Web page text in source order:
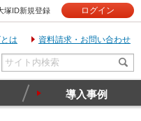
塚ID新規登録 ログイン
は 資料請求・お問い合わせ
導入事例